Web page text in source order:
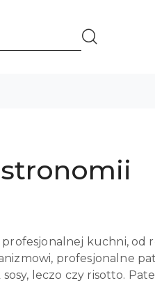
kuchni, od
profesjonalne
leczo czy risotto.